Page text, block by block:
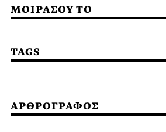
ΜΟΙΡΑΣΟΥ ΤΟ
TAGS
ΑΡΘΡΟΓΡΑΦΟΣ